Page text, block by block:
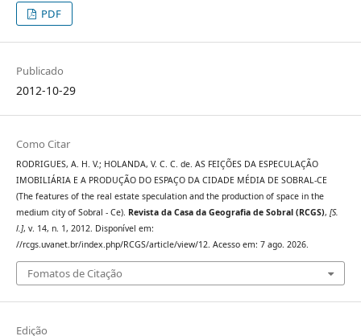
PDF
Publicado
2012-10-29
Como Citar
RODRIGUES, A. H. V.; HOLANDA, V. C. C. de. AS FEIÇÕES DA ESPECULAÇÃO
IMOBILIÁRIA E A PRODUÇÃO DO ESPAÇO DA CIDADE MÉDIA DE SOBRAL-CE
(The features of the real estate speculation and the production of space in the
medium city of Sobral - Ce). Revista da Casa da Geografia de Sobral (RCGS), [S.
l.], v. 14, n. 1, 2012. Disponível em:
//rcgs.uvanet.br/index.php/RCGS/article/view/12. Acesso em: 7 ago. 2026.
Fomatos de Citação
Edição